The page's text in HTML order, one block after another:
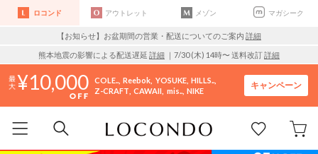
ロコンド アウトレット メゾン マガシーク
【お知らせ】お盆期間の営業・配送についてのご案内 詳細
熊本地震の影響による配送遅延 詳細 ｜7/30 (木) 14時〜 送料改訂詳細
10,000 COLE.. Reebok YOSUKE HILLS..
Z-CRAFT CAWAII mis.. NIKE
キャンペーン